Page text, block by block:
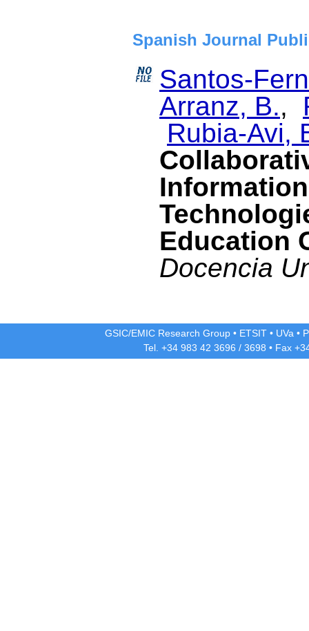
Spanish Journal
Santos-
Arranz, B.,
Rubia-Avi,
Education
Docencia
GSIC/EMIC Research Group • ETSIT • UVa •
Tel. +34 983 42 3696 / 3698 • Fax